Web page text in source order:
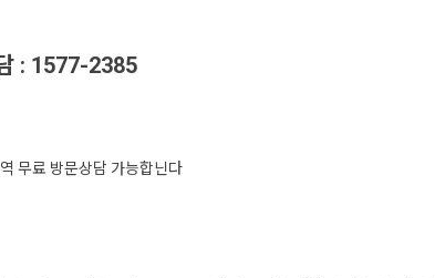
: 1577-2385
무료 방문상담 가능합닌다